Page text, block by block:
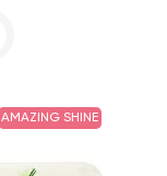
AMAZING SHINE